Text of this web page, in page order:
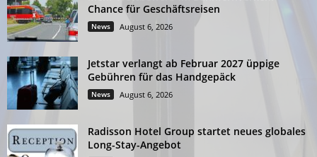
Chance für Geschäftsreisen
News August 6, 2026
Jetstar verlangt ab Februar 2027 üppige
Gebühren für das Handgepäck
News August 6, 2026
Radisson Hotel Group startet neues globales
Long-Stay-Angebot